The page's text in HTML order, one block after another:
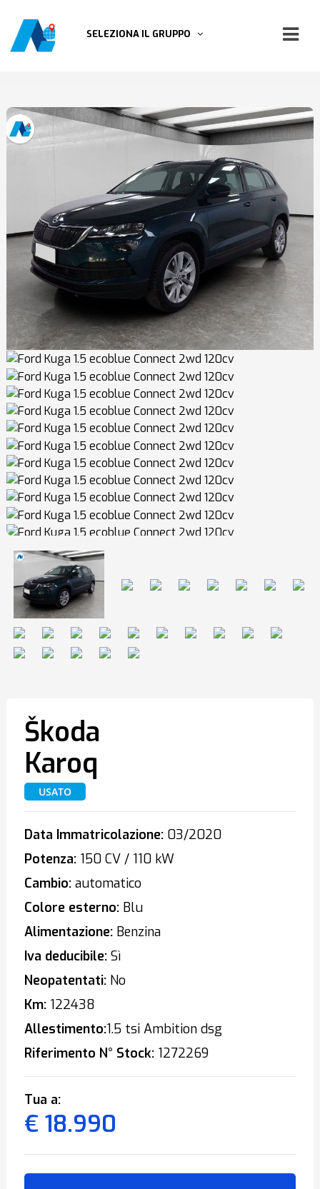
SELEZIONA IL GRUPPO
Škoda
Karoq
USATO
Data Immatricolazione:03/2020
Potenza:150 CV / 110 kW
Cambio:automatico
Colore esterno:Blu
Alimentazione:Benzina
Iva deducibile:Sì
Neopatentati:No
Km:122438
Allestimento:1.5 tsi Ambition dsg
Riferimento N° Stock:1272269
Tua a:
€ 18.990